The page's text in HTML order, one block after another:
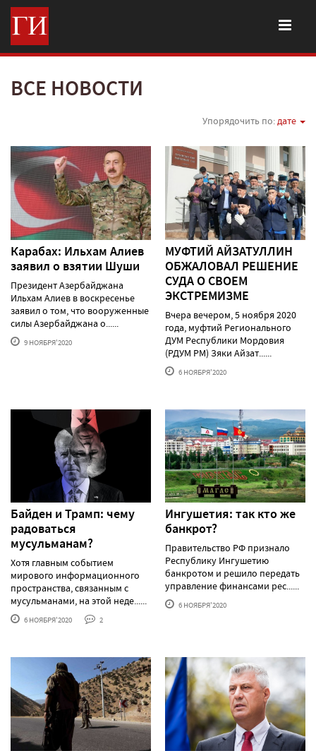
ВСЕ НОВОСТИ
Упорядочить по:дате
Карабах: Ильхам Алиев
заявил о взятии Шуши
Президент Азербайджана
Ильхам Алиев в воскресенье
заявил о том, что вооруженные
силы Азербайджана о......
9 НОЯБРЯ'2020
МУФТИЙ АЙЗАТУЛЛИН
ОБЖАЛОВАЛ РЕШЕНИЕ
СУДА О СВОЕМ
ЭКСТРЕМИЗМЕ
Вчера вечером, 5 ноября 2020
года, муфтий Регионального
ДУМ Республики Мордовия
(РДУМ РМ) Зяки Айзат......
6 НОЯБРЯ'2020
Байден и Трамп: чему
радоваться
мусульманам?
Хотя главным событием
мирового информационного
пространства, связанным с
мусульманами, на этой неде......
6 НОЯБРЯ'2020 2
Ингушетия: так кто же
банкрот?
Правительство РФ признало
Республику Ингушетию
банкротом и решило передать
управление финансами рес......
6 НОЯБРЯ'2020